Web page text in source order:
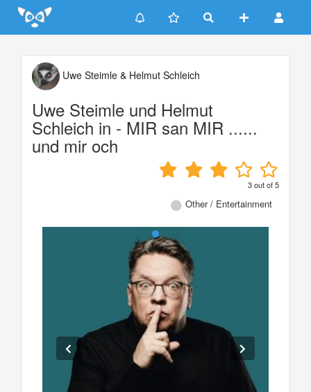
Update cookies preferences
Uwe Steimle & Helmut Schleich
Uwe Steimle und Helmut
Schleich in - MIR san MIR ......
und mir och
3out of5
Other / Entertainment